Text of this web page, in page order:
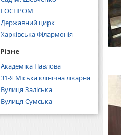
ГОСПРОМ
Державний цирк
Харківська Філармонія
Різне
Академіка Павлова
31-Я Міська клінічна лікарня
Вулиця Заліська
Вулиця Сумська